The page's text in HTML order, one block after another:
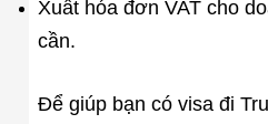
Xuất hóa đơn VAT cho
cần.
Để giúp bạn có visa đi